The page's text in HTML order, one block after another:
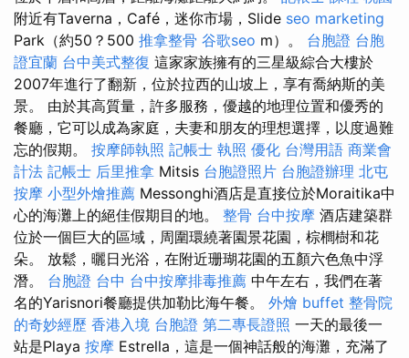
附近有Taverna，Café，迷你市場，Slide seo marketing
Park（約50？500 推拿整骨 谷歌seo m）。 台胞證 台胞
證宜蘭 台中美式整復 這家家族擁有的三星級綜合大樓於
2007年進行了翻新，位於拉西的山坡上，享有喬納斯的美
景。 由於其高質量，許多服務，優越的地理位置和優秀的
餐廳，它可以成為家庭，夫妻和朋友的理想選擇，以度過難
忘的假期。 按摩師執照 記帳士 執照 優化 台灣用語 商業會
計法 記帳士 后里推拿 Mitsis 台胞證照片 台胞證辦理 北屯
按摩 小型外燴推薦 Messonghi酒店是直接位於Moraitika中
心的海灘上的絕佳假期目的地。 整骨 台中按摩 酒店建築群
位於一個巨大的區域，周圍環繞著園景花園，棕櫚樹和花
朵。 放鬆，曬日光浴，在附近珊瑚花園的五顏六色魚中浮
潛。 台胞證 台中 台中按摩排毒推薦 中午左右，我們在著
名的Yarisnori餐廳提供加勒比海午餐。 外燴 buffet 整骨院
的奇妙經歷 香港入境 台胞證 第二專長證照 一天的最後一
站是Playa 按摩 Estrella，這是一個神話般的海灘，充滿了